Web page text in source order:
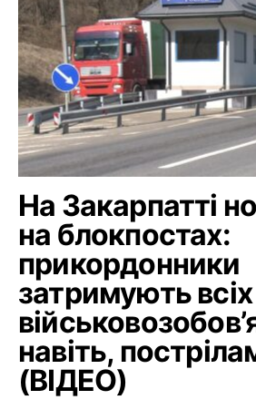
На Закарпатті
на блокпостах:
прикордонники
затримують
навіть,
(ВІДЕО)